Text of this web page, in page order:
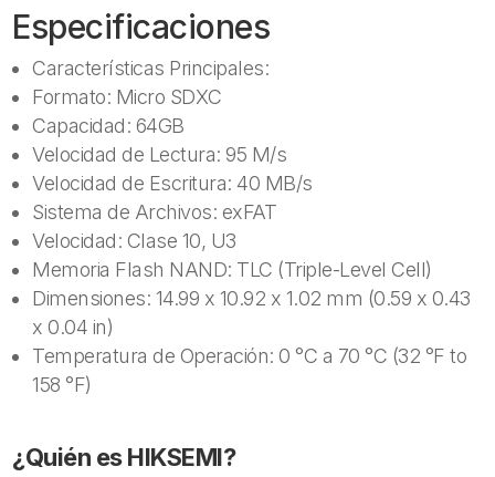
Especificaciones
Características Principales:
Formato: Micro SDXC
Capacidad: 64GB
Velocidad de Lectura: 95 M/s
Velocidad de Escritura: 40 MB/s
Sistema de Archivos: exFAT
Velocidad: Clase 10, U3
Memoria Flash NAND: TLC (Triple-Level Cell)
Dimensiones: 14.99 x 10.92 x 1.02 mm (0.59 x 0.43
x 0.04 in)
Temperatura de Operación: 0 °C a 70 °C (32 °F to
158 °F)
¿Quién es HIKSEMI?